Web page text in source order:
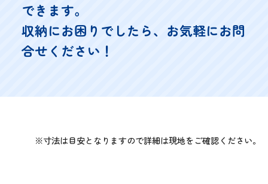
できます。
収納にお困りでしたら、お気軽にお問
合せください！
※寸法は目安となりますので詳細は現地をご確認ください。